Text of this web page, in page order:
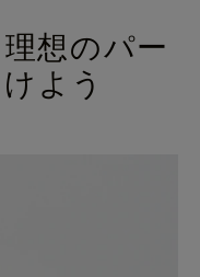
想のパー
よう